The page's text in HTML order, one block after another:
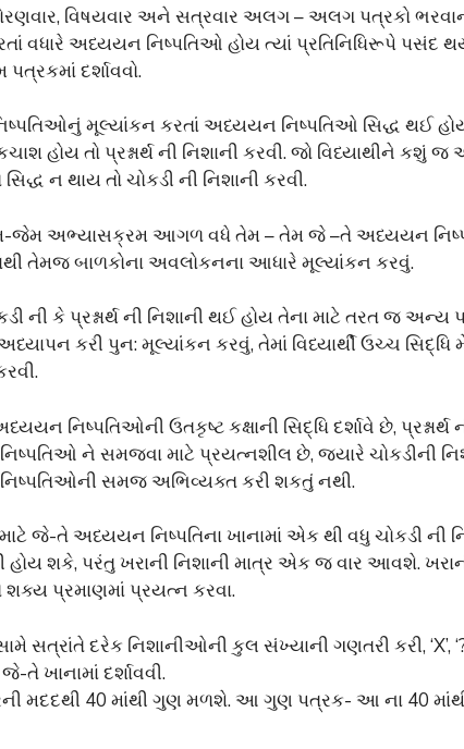
વિષયવાર અને સત્રવાર અલગ – અલગ પત્રકો
વધારે અધ્યયન નિષ્પતિઓ હોય ત્યાં પ્રતિનિધિરૂપે
દર્શાવવો.
મૂલ્યાંકન કરતાં અધ્યયન નિષ્પતિઓ સિદ્ધ થઈ હોય
હોય તો પ્રશ્નાર્થ ની નિશાની કરવી. જો વિધ્યાથીને
ન થાય તો ચોકડી ની નિશાની કરવી.
જેમ અભ્યાસક્રમ આગળ વધે તેમ – તેમ જે –તે અધ્યયન
તેમજ બાળકોના અવલોકનના આધારે મૂલ્યાંકન કરવું.
ની કે પ્રશ્નાર્થ ની નિશાની થઈ હોય તેના માટે તરત જ અન્ય
કરી પુન: મૂલ્યાંકન કરવું, તેમાં વિધ્યાર્થી ઉચ્ચ
નિષ્પતિઓની ઉતકૃષ્ટ કક્ષાની સિદ્ધિ દર્શાવે છે, પ્રશ્નાર્થ
ને સમજવા માટે પ્રયત્નશીલ છે, જ્યારે ચોકડીની
સમજ અભિવ્યક્ત કરી શકતું નથી.
જે-તે અધ્યયન નિષ્પતિના ખાનામાં એક થી વધુ ચોકડી ની
હોય શકે, પરંતુ ખરાની નિશાની માત્ર એક જ વાર આવશે.
શક્ય પ્રમાણમાં પ્રયત્ન કરવા.
સામે સત્રાંતે દરેક નિશાનીઓની કુલ સંખ્યાની ગણતરી કરી, ‘X’,
તે ખાનામાં દર્શાવવી.
મદદથી 40 માંથી ગુણ મળશે. આ ગુણ પત્રક- આ ના 40